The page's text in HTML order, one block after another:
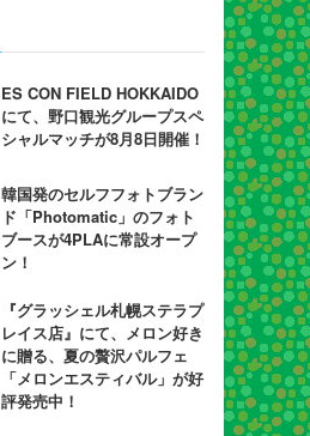
ES CON FIELD HOKKAIDO
にて、野口観光グループスペ
シャルマッチが8月8日開催！
韓国発のセルフフォトブラン
ド「Photomatic」のフォト
ブースが4PLAに常設オープ
ン！
『グラッシェル札幌ステラプ
レイス店』にて、メロン好き
に贈る、夏の贅沢パルフェ
「メロンエスティバル」が好
評発売中！